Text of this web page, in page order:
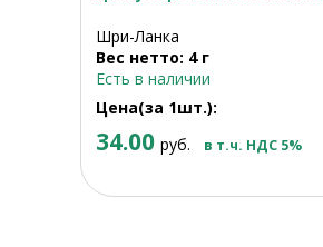
Шри-Ланка
Вес нетто: 4 г
Есть в наличии
Цена(за 1шт.):
34.00 руб. в т.ч. НДС 5%